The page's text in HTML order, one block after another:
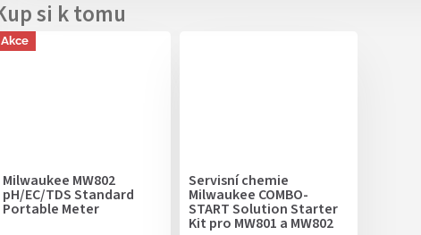
Akce
Milwaukee MW802
pH/EC/TDS Standard
Portable Meter
Servisní chemie
Milwaukee COMBO-
START Solution Starter
Kit pro MW801 a MW802